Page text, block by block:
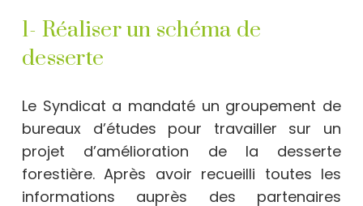
1- Réaliser un schéma de
desserte
Le Syndicat a mandaté un groupement de
bureaux d’études pour travailler sur un
projet d’amélioration de la desserte
forestière. Après avoir recueilli toutes les
informations auprès des partenaires